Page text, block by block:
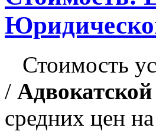
Стоимость
/
средних цен